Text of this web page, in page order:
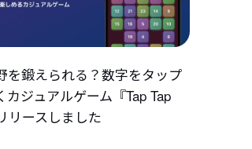
を鍛えられる？数字をタップ
カジュアルゲーム『Tap Tap
リースしました